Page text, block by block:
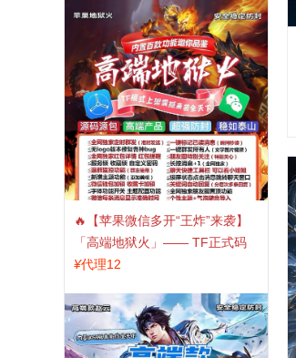
🔥【苹果微信多开“王炸”来袭】
「高端地狱火」—— TF正式码
+斗战神8073包，7天退换，安全
¥代理12